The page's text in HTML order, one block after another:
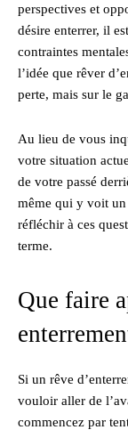
perspectives et
désire enterrer, il
contraintes
l’idée que rêver
perte, mais sur le
Au lieu de vous
votre situation
de votre passé
même qui y voit un
réfléchir à ces
terme.
Que faire
Si un rêve
vouloir aller de
commencez par